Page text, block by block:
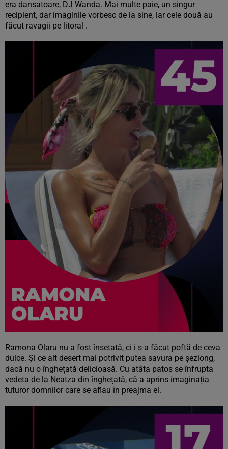
era dansatoare, DJ Wanda. Mai multe paie, un singur
recipient, dar imaginile vorbesc de la sine, iar cele două au
făcut ravagii pe litoral .
Ramona Olaru nu a fost însetată, ci i s-a făcut poftă de ceva
dulce. Și ce alt desert mai potrivit putea savura pe șezlong,
dacă nu o înghețată delicioasă. Cu atâta patos se înfrupta
vedeta de la Neatza din înghețată, că a aprins imaginația
tuturor domnilor care se aflau în preajma ei.